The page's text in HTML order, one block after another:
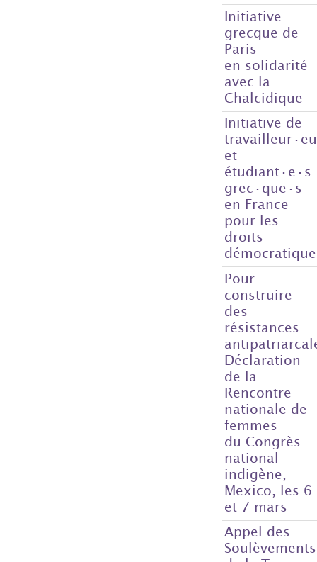
Initiative
grecque de
Paris
en solidarité
avec la
Chalcidique
Initiative de
et
étudiant·e·s
grec·que·s
en France
pour les
droits
Pour
construire
des
résistances
Déclaration
de la
Rencontre
nationale de
femmes
du Congrès
national
indigène,
Mexico, les 6
et 7 mars
Appel des
Soulèvements